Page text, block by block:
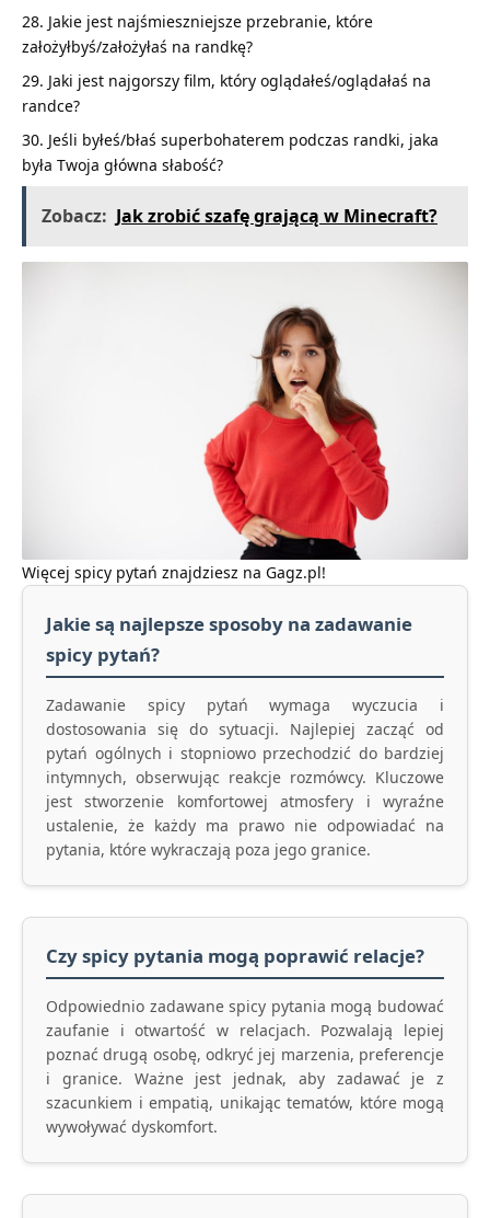
Jakie jest najśmieszniejsze przebranie, które
założyłbyś/założyłaś na randkę?
Jaki jest najgorszy film, który oglądałeś/oglądałaś na
randce?
Jeśli byłeś/błaś superbohaterem podczas randki, jaka
była Twoja główna słabość?
Zobacz: Jak zrobić szafę grającą w Minecraft?
Więcej spicy pytań znajdziesz na Gagz.pl!
Jakie są najlepsze sposoby na zadawanie
spicy pytań?
Zadawanie spicy pytań wymaga wyczucia i
dostosowania się do sytuacji. Najlepiej zacząć od
pytań ogólnych i stopniowo przechodzić do bardziej
intymnych, obserwując reakcje rozmówcy. Kluczowe
jest stworzenie komfortowej atmosfery i wyraźne
ustalenie, że każdy ma prawo nie odpowiadać na
pytania, które wykraczają poza jego granice.
Czy spicy pytania mogą poprawić relacje?
Odpowiednio zadawane spicy pytania mogą budować
zaufanie i otwartość w relacjach. Pozwalają lepiej
poznać drugą osobę, odkryć jej marzenia, preferencje
i granice. Ważne jest jednak, aby zadawać je z
szacunkiem i empatią, unikając tematów, które mogą
wywoływać dyskomfort.